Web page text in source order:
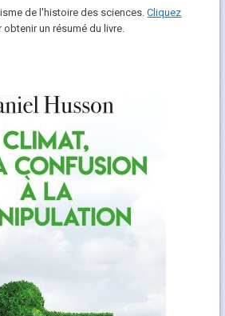
de l'histoire des sciences.Cliquez
obtenir un résumé du livre.